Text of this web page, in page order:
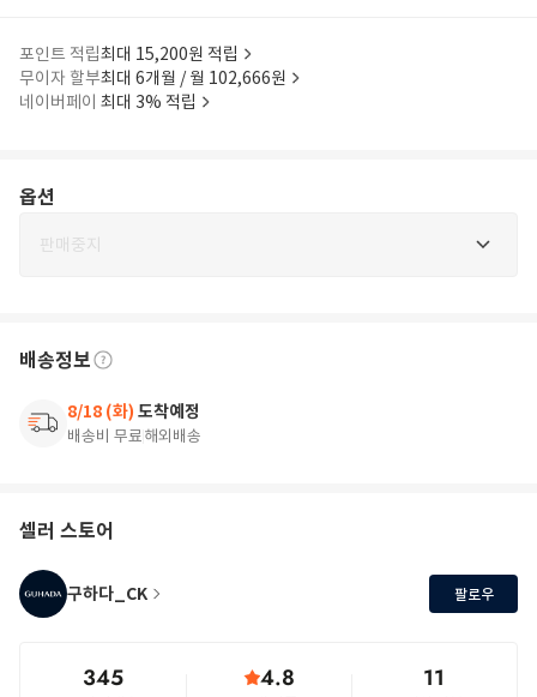
포인트 적립최대 15,200원 적립
무이자 할부최대 6개월 / 월 102,666원
네이버페이 최대 3% 적립
옵션
판매중지
배송정보
8/18 (화) 도착예정
배송비 무료해외배송
셀러 스토어
구하다_CK 팔로우
345 4.8 11